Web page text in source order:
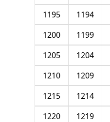
1194
1195
1199
1200
1204
1205
1209
1210
1214
1215
1219
1220